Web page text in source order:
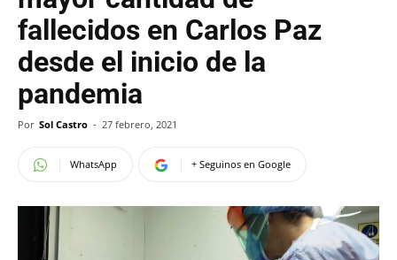
fallecidos en Carlos Paz
desde el inicio de la
pandemia
Por Sol Castro - 27 febrero, 2021
WhatsApp + Seguinos en Google